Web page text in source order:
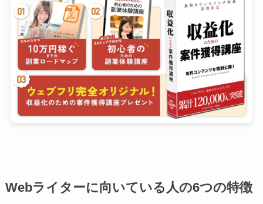
Webライターに向いている人の6つの特徴